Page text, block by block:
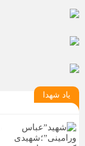
یاد شهدا